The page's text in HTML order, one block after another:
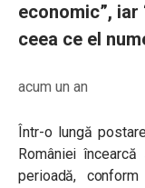
economic”,
ceea ce el
acum un an
Într-o lungă
României
perioadă,